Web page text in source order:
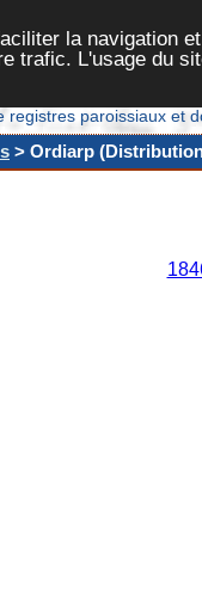
la navigation
trafic. L'usage du
registres paroissiaux et
> Ordiarp